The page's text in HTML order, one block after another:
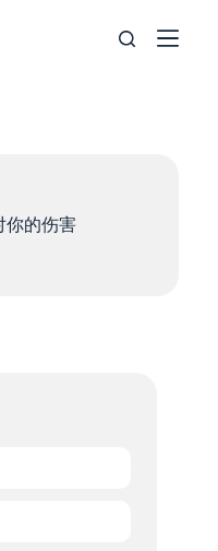
你的伤害